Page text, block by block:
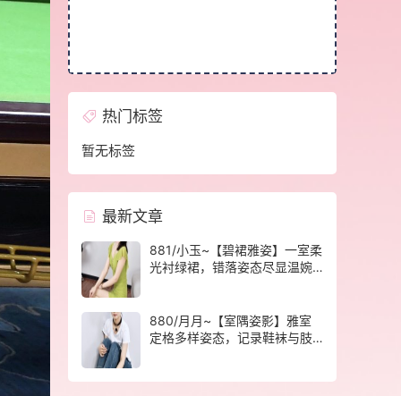
热门标签
暂无标签
最新文章
881/小玉~【碧裙雅姿】一室柔
光衬绿裙，错落姿态尽显温婉
880/月月~【室隅姿影】雅室
定格多样姿态，记录鞋袜与肢